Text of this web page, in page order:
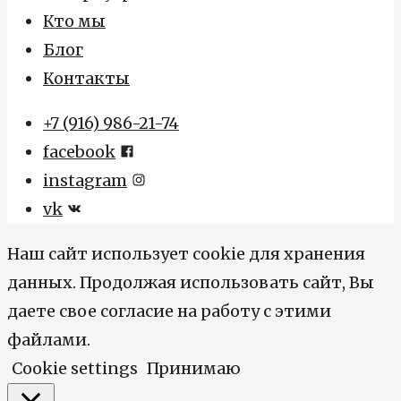
Кто мы
Блог
Контакты
+7 (916) 986-21-74
facebook
instagram
vk
Наш сайт использует cookie для хранения
данных. Продолжая использовать сайт, Вы
даете свое согласие на работу с этими
файлами.
Cookie settings Принимаю